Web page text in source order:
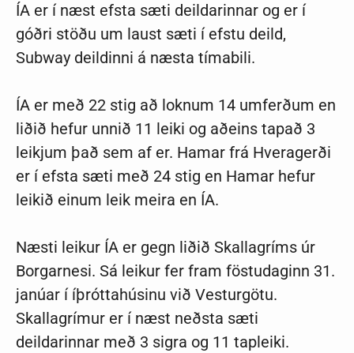
ÍA er í næst efsta sæti deildarinnar og er í
góðri stöðu um laust sæti í efstu deild,
Subway deildinni á næsta tímabili.
ÍA er með 22 stig að loknum 14 umferðum en
liðið hefur unnið 11 leiki og aðeins tapað 3
leikjum það sem af er. Hamar frá Hveragerði
er í efsta sæti með 24 stig en Hamar hefur
leikið einum leik meira en ÍA.
Næsti leikur ÍA er gegn liðið Skallagríms úr
Borgarnesi. Sá leikur fer fram föstudaginn 31.
janúar í íþróttahúsinu við Vesturgötu.
Skallagrímur er í næst neðsta sæti
deildarinnar með 3 sigra og 11 tapleiki.